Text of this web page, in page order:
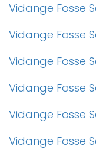
Vidange Fosse
Vidange Fosse
Vidange Fosse
Vidange Fosse
Vidange Fosse
Vidange Fosse